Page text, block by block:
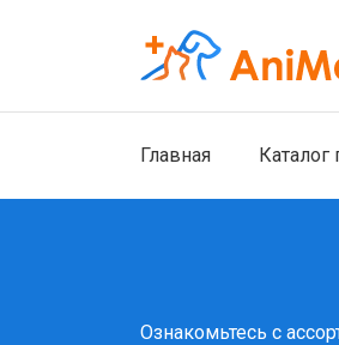
Главная Каталог
Ознакомьтесь с